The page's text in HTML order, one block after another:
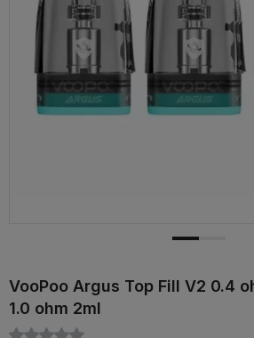
VooPoo Argus Top Fill V2 0.4
1.0 ohm 2ml